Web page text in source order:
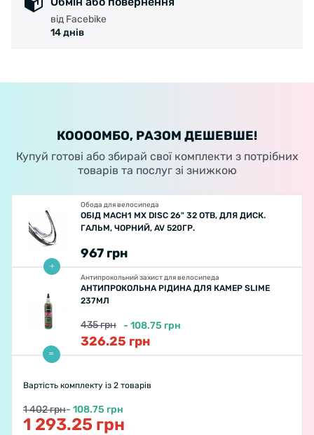
від Facebike
14 днів
КООООМБО, РАЗОМ ДЕШЕВШЕ!
Купуй готові або збирай свої комплекти з потрібних
товарів та послуг зі знижкою
Обода для велосипеда
ОБІД MACH1 MX DISC 26" 32 ОТВ, ДЛЯ ДИСК.
ГАЛЬМ, ЧОРНИЙ, AV 520ГР.
967 грн
Антипрокольний захист для велосипеда
АНТИПРОКОЛЬНА РІДИНА ДЛЯ КАМЕР SLIME
237МЛ
435грн - 108.75 грн
326.25 грн
Вартість комплекту із 2 товарів
1 402 грн- 108.75 грн
1 293.25 грн